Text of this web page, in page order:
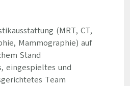
(MRT, CT,
Mammographie) auf
Stand
eingespieltes und
Team